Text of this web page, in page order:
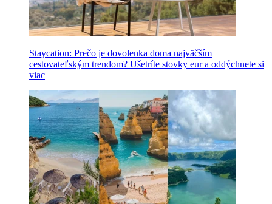
Staycation: Prečo je dovolenka doma najväčším
cestovateľským trendom? Ušetríte stovky eur a oddýchnete si
viac